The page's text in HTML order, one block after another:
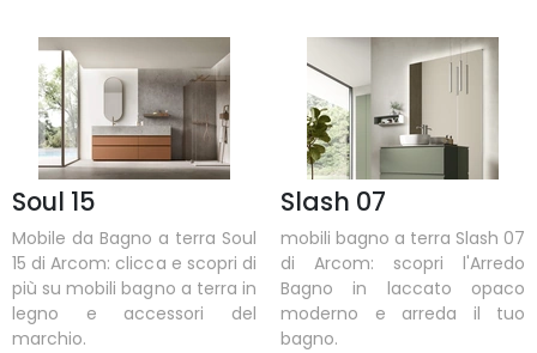
Soul 15
Mobile da Bagno a terra Soul
15 di Arcom: clicca e scopri di
più su mobili bagno a terra in
legno e accessori del
marchio.
Slash 07
mobili bagno a terra Slash 07
di Arcom: scopri l'Arredo
Bagno in laccato opaco
moderno e arreda il tuo
bagno.